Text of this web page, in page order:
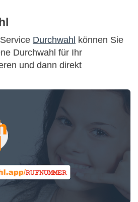
Durchwahl können Sie
Durchwahl für Ihr
und dann direkt